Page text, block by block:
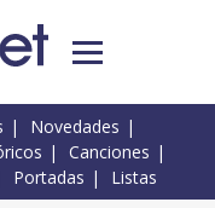
Novedades
Canciones
Portadas Listas